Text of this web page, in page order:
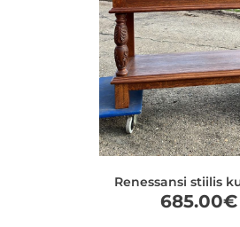
Renessansi stiilis
685.00€